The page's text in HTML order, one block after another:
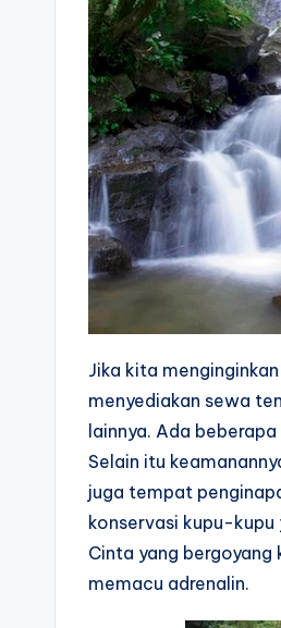
Jika kita
menyediakan sewa
lainnya. Ada
Selain itu
juga tempat
konservasi kupu-kupu
Cinta yang
memacu adrenalin.